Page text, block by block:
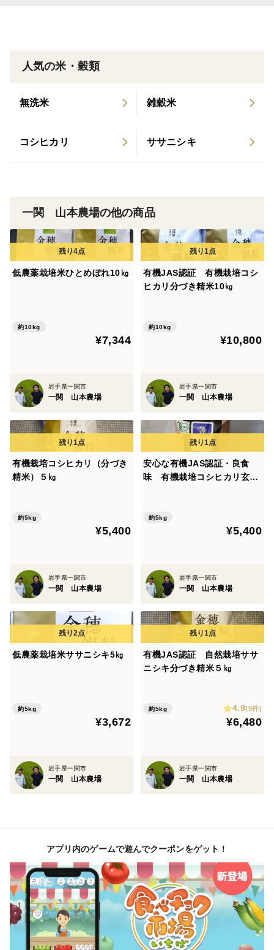
人気の米・穀類
無洗米 雑穀米
コシヒカリ ササニシキ
一関 山本農場の他の商品
低農薬栽培米ひとめぼれ10㎏
約10kg
¥7,344
岩手県一関市
一関 山本農場
有機JAS認証 有機栽培コシ
ヒカリ分づき精米10㎏
約10kg
¥10,800
岩手県一関市
一関 山本農場
有機栽培コシヒカリ（分づき
精米）５㎏
約5kg
¥5,400
岩手県一関市
一関 山本農場
安心な有機JAS認証・良食
味 有機栽培コシヒカリ玄米
約5kg
¥5,400
岩手県一関市
一関 山本農場
低農薬栽培米ササニシキ5㎏
約5kg
¥3,672
岩手県一関市
一関 山本農場
有機JAS認証 自然栽培ササ
ニシキ分づき精米５㎏
約5kg 4.9(9件)
¥6,480
岩手県一関市
一関 山本農場
アプリ内のゲームで遊んでクーポンをゲット！